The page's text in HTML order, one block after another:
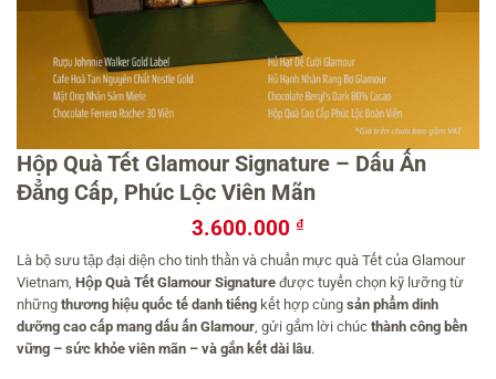
Hộp Quà Tết Glamour Signature – Dấu Ấn
Đẳng Cấp, Phúc Lộc Viên Mãn
3.600.000 ₫
Là bộ sưu tập đại diện cho tinh thần và chuẩn mực quà Tết của Glamour
Vietnam, Hộp Quà Tết Glamour Signature được tuyển chọn kỹ lưỡng từ
những thương hiệu quốc tế danh tiếng kết hợp cùng sản phẩm dinh
dưỡng cao cấp mang dấu ấn Glamour , gửi gắm lời chúc thành công bền
vững – sức khỏe viên mãn – và gắn kết dài lâu.